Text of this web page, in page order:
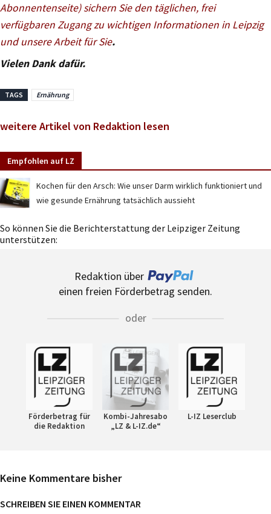
Abonnentenseite) sichern Sie den täglichen, frei
verfügbaren Zugang zu wichtigen Informationen in Leipzig
und unsere Arbeit für Sie.
Vielen Dank dafür.
TAGS Ernährung
weitere Artikel von Redaktion lesen
Empfohlen auf LZ
Kochen für den Arsch: Wie unser Darm wirklich funktioniert und
wie gesunde Ernährung tatsächlich aussieht
So können Sie die Berichterstattung der Leipziger Zeitung
unterstützen:
Redaktion über
einen freien Förderbetrag senden.
oder
Förderbetrag für
die Redaktion
Kombi-Jahresabo
„LZ & L-IZ.de“
L-IZ Leserclub
Keine Kommentare bisher
SCHREIBEN SIE EINEN KOMMENTAR